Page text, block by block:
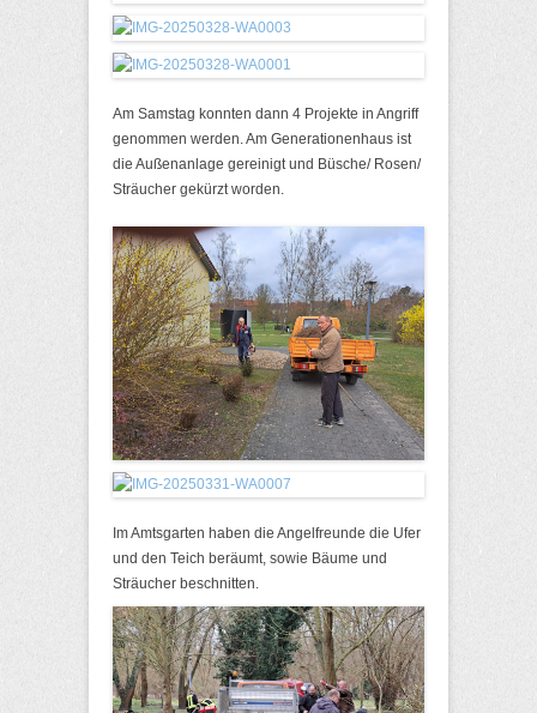
Am Samstag konnten dann 4 Projekte in Angriff
genommen werden. Am Generationenhaus ist
die Außenanlage gereinigt und Büsche/ Rosen/
Sträucher gekürzt worden.
Im Amtsgarten haben die Angelfreunde die Ufer
und den Teich beräumt, sowie Bäume und
Sträucher beschnitten.